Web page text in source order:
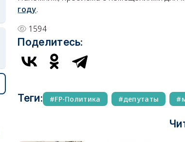
году.
1594
Поделитесь:
Теги: FP-Политика депутаты